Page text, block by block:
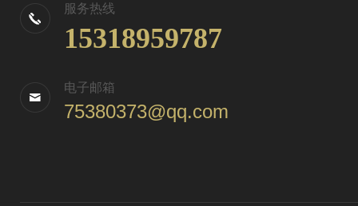
服务热线
15318959787
电子邮箱
75380373@qq.com